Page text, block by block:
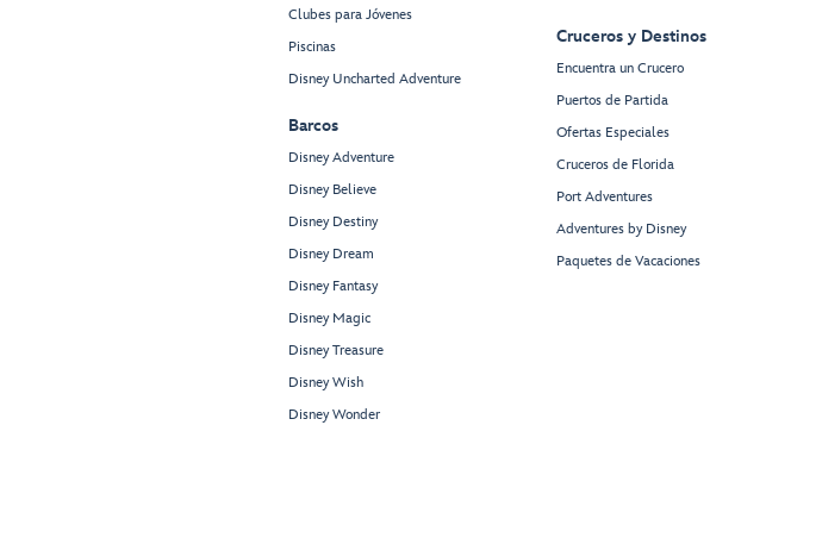
Clubes para Jóvenes
Piscinas
Disney Uncharted Adventure
Barcos
Disney Adventure
Disney Believe
Disney Destiny
Disney Dream
Disney Fantasy
Disney Magic
Disney Treasure
Disney Wish
Disney Wonder
Cruceros y Destinos
Encuentra un Crucero
Puertos de Partida
Ofertas Especiales
Cruceros de Florida
Port Adventures
Adventures by Disney
Paquetes de Vacaciones